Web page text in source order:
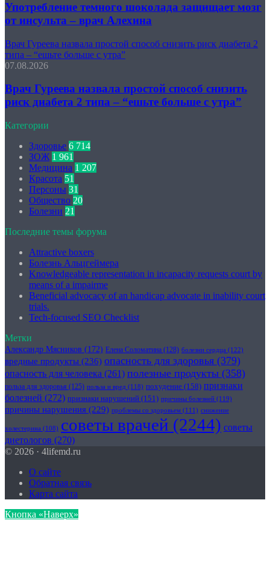
Употребление темного шоколада защищает мозг
от инсульта – врач Алехина
Врач Гуреева назвала простой способ снизить риск диабета 2
типа – “ешьте больше с утра”
07.08.2026
Врач Гуреева назвала простой способ снизить
риск диабета 2 типа – “ешьте больше с утра”
Категории
Здоровье 6 714
ЗОЖ 1 961
Медицина 1 207
Красота 51
Персоны 31
Общество 20
Болезни 21
Последние темы форума
Attractive boxers
Болезнь Альцгеймера
Knowledgeable representation in incapacity requests court by
means of a impairme
Beneficial advocacy of an handicap advocate in inability court
trials.
Tech-focused SEO Checklist
Метки
Александр Мясников (172) Елена Соломатина (128) болезни сердца (122)
вредные продукты (236) опасность для здоровья (379)
опасность для человека (261) полезные продукты (358)
польза для здоровья (125) польза и вред (118) похудение (158) признаки
болезней (272) признаки нарушений (151) причины болезней (119)
причины нарушения (229) проблемы со здоровьем (111) снижение
холестерина (108) советы врачей (2244) советы
диетологов (270)
© 2026 · 4lifemd.ru
О сайте
Обратная связь
Карта сайта
Кнопка «Наверх»